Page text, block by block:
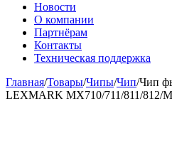
Новости
О компании
Партнёрам
Контакты
Техническая поддержка
Главная/Товары/Чипы/Чип/Чип
LEXMARK MX710/711/811/812/